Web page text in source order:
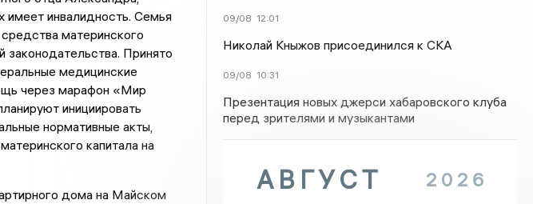
имеет инвалидность. Семья
материнского
законодательства. Принято
медицинские
через марафон «Мир
инициировать
нормативные акты,
капитала на
дома на Майском
09/08 12:01
Николай Кныжов присоединился к СКА
09/08 10:31
Презентация новых джерси хабаровского клуба
перед зрителями и музыкантами
АВГУСТ 2026